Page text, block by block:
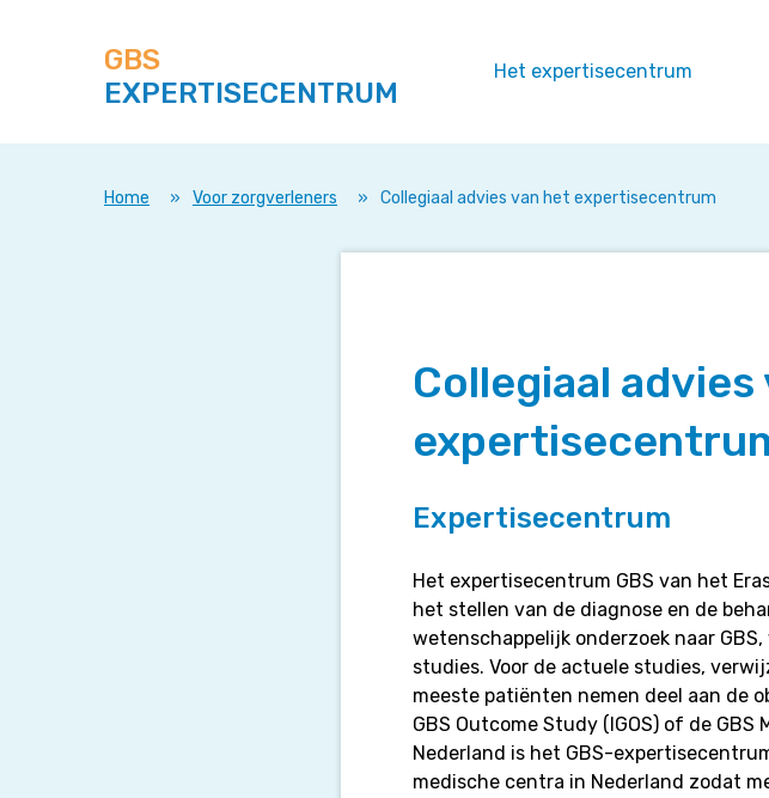
naar
content
deze
site
GBS
EXPERTISECENTRUM
Het expertisecentrum
Home » Voor zorgverleners » Collegiaal advies van het expertisecentrum
Collegiaal advies
Expertisecentrum
Het expertisecentrum GBS van het
het stellen van de diagnose en de
wetenschappelijk onderzoek naar
studies. Voor de actuele studies,
meeste patiënten nemen deel aan de
GBS Outcome Study (IGOS) of de
Nederland is het GBS-
medische centra in Nederland zodat